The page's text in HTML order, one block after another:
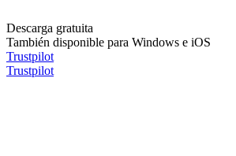
Descarga gratuita
También disponible para Windows e iOS
Trustpilot
Trustpilot